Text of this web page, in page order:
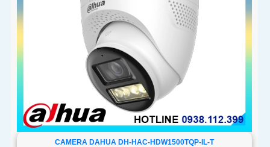
CAMERA DAHUA DH-HAC-HDW1500TQP-IL-T